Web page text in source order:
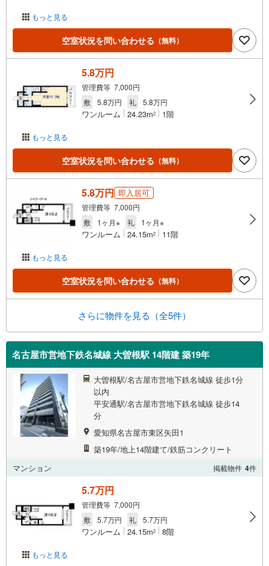
もっと見る
空室状況を問い合わせる （無料）
もっと見る
5.8万円
管理費等 7,000円
敷
5.8万円 礼 5.8万円
ワンルーム 24.23m2 1階
空室状況を問い合わせる （無料）
もっと見る
5.8万円 即入居可
管理費等 7,000円
敷
1ヶ月※ 礼 1ヶ月※
ワンルーム 24.15m2 11階
空室状況を問い合わせる （無料）
さらに物件を見る（全5件）
名古屋市営地下鉄名城線 大曽根駅 14階建 築19年
大曽根駅/名古屋市営地下鉄名城線 徒歩1分
以内
平安通駅/名古屋市営地下鉄名城線 徒歩14
分
愛知県名古屋市東区矢田1
築19年/地上14階建て/鉄筋コンクリート
マンション
掲載物件 4件
もっと見る
5.7万円
管理費等 7,000円
敷
5.7万円 礼 5.7万円
ワンルーム 24.15m2 8階